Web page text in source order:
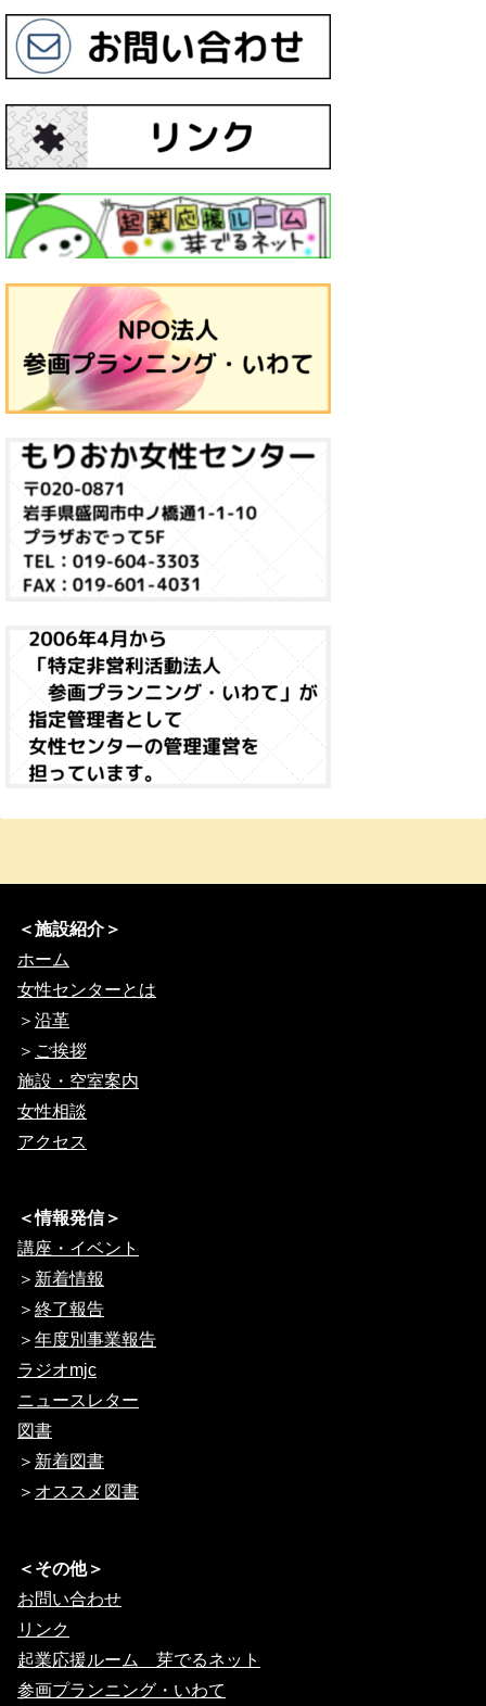
＜施設紹介＞
ホーム
女性センターとは
＞ 沿革
＞ ご挨拶
施設・空室案内
女性相談
アクセス
＜情報発信＞
講座・イベント
＞ 新着情報
＞ 終了報告
＞ 年度別事業報告
ラジオmjc
ニュースレター
図書
＞ 新着図書
＞ オススメ図書
＜その他＞
お問い合わせ
リンク
起業応援ルーム 芽でるネット
参画プランニング・いわて